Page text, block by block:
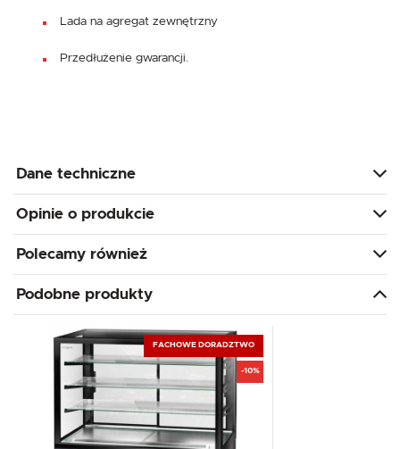
Lada na agregat zewnętrzny
Przedłużenie gwarancji.
Dane techniczne
Opinie o produkcie
Polecamy również
Podobne produkty
FACHOWE DORADZTWO
-10%